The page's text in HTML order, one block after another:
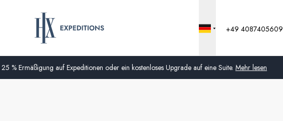
% Ermäßigung auf Expeditionen oder ein kostenloses Upgrade auf eine Suite. Mehr lesen
+49 4087405609